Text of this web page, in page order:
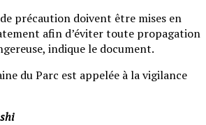
précaution doivent être mises en
afin d’éviter toute propagation
indique le document.
du Parc est appelée à la vigilance